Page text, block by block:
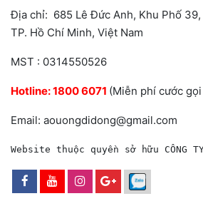
Địa chỉ: 685 Lê Đức Anh, Khu Phố 39,
TP. Hồ Chí Minh, Việt Nam
MST : 0314550526
Hotline:1800 6071 (Miễn phí cước
Email: aouongdidong@gmail.com
Website thuộc quyền sở hữu CÔNG TY